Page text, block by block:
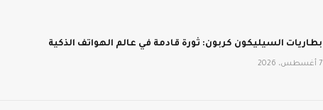
بطاريات السيليكون كربون: ثورة قادمة في عالم الهواتف الذكية
7 أغسطس، 2026